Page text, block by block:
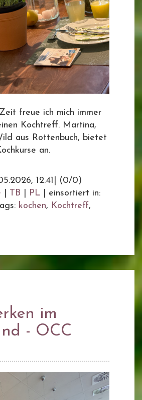
freue ich mich immer
Kochtreff. Martina,
aus Rottenbuch, bietet
an.
12.41
(0/0)
TB PL
einsortiert in:
kochen, Kochtreff,
im
- OCC